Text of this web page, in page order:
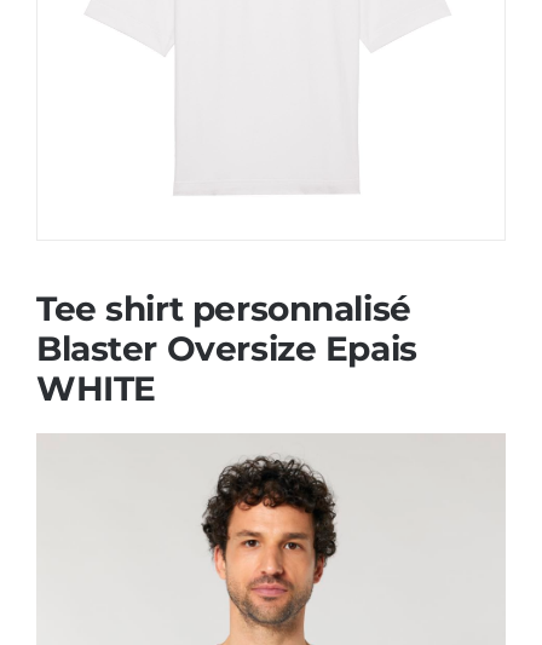
Tee shirt personnalisé
Blaster Oversize Epais
WHITE